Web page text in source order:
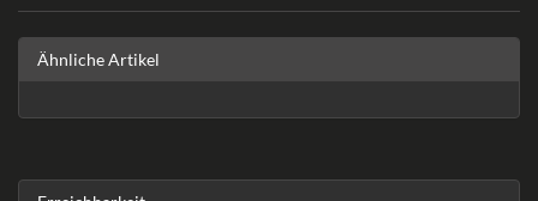
Ähnliche Artikel